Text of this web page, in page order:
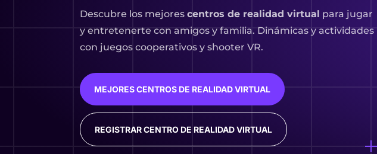
Descubre los mejorescentros de realidad virtual para jugar
y entretenerte con amigos y familia. Dinámicas y actividades
con juegos cooperativos y shooter VR.
MEJORES CENTROS DE REALIDAD VIRTUAL
REGISTRAR CENTRO DE REALIDAD VIRTUAL